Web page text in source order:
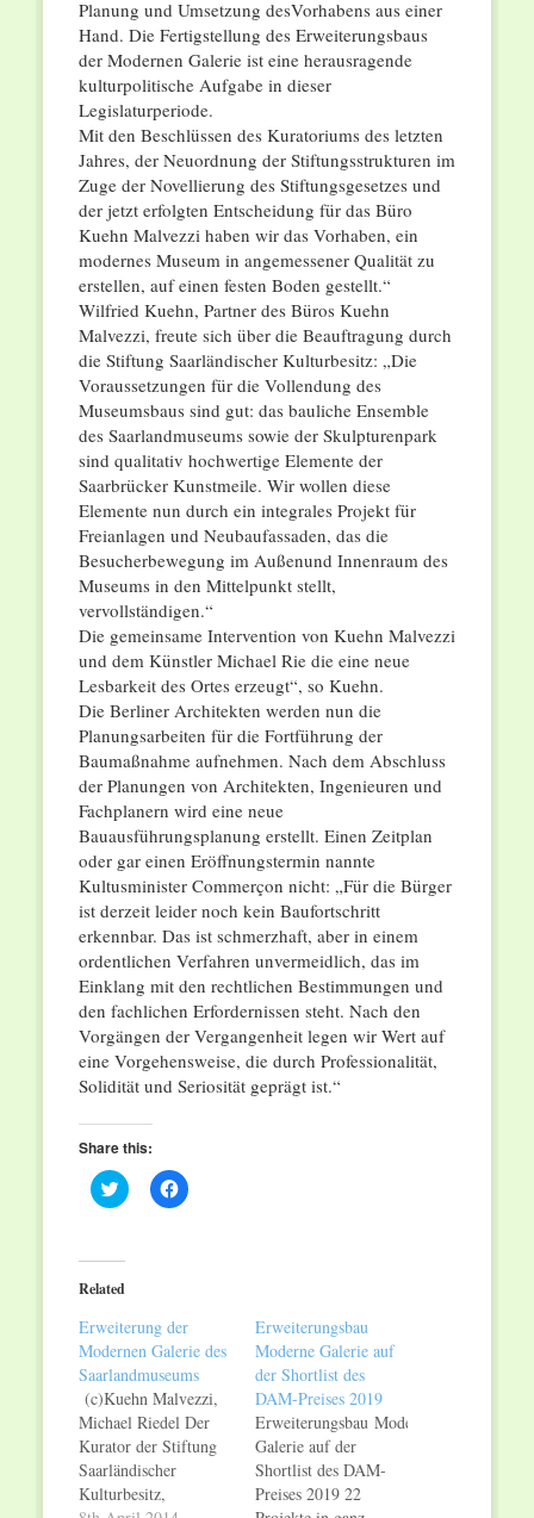
Planung und Umsetzung desVorhabens aus einer
Hand. Die Fertigstellung des Erweiterungsbaus
der Modernen Galerie ist eine herausragende
kulturpolitische Aufgabe in dieser
Legislaturperiode.
Mit den Beschlüssen des Kuratoriums des letzten
Jahres, der Neuordnung der Stiftungsstrukturen im
Zuge der Novellierung des Stiftungsgesetzes und
der jetzt erfolgten Entscheidung für das Büro
Kuehn Malvezzi haben wir das Vorhaben, ein
modernes Museum in angemessener Qualität zu
erstellen, auf einen festen Boden gestellt.“
Wilfried Kuehn, Partner des Büros Kuehn
Malvezzi, freute sich über die Beauftragung durch
die Stiftung Saarländischer Kulturbesitz: „Die
Voraussetzungen für die Vollendung des
Museumsbaus sind gut: das bauliche Ensemble
des Saarlandmuseums sowie der Skulpturenpark
sind qualitativ hochwertige Elemente der
Saarbrücker Kunstmeile. Wir wollen diese
Elemente nun durch ein integrales Projekt für
Freianlagen und Neubaufassaden, das die
Besucherbewegung im Außenund Innenraum des
Museums in den Mittelpunkt stellt,
vervollständigen.“
Die gemeinsame Intervention von Kuehn Malvezzi
und dem Künstler Michael Rie die eine neue
Lesbarkeit des Ortes erzeugt“, so Kuehn.
Die Berliner Architekten werden nun die
Planungsarbeiten für die Fortführung der
Baumaßnahme aufnehmen. Nach dem Abschluss
der Planungen von Architekten, Ingenieuren und
Fachplanern wird eine neue
Bauausführungsplanung erstellt. Einen Zeitplan
oder gar einen Eröffnungstermin nannte
Kultusminister Commerçon nicht: „Für die Bürger
ist derzeit leider noch kein Baufortschritt
erkennbar. Das ist schmerzhaft, aber in einem
ordentlichen Verfahren unvermeidlich, das im
Einklang mit den rechtlichen Bestimmungen und
den fachlichen Erfordernissen steht. Nach den
Vorgängen der Vergangenheit legen wir Wert auf
eine Vorgehensweise, die durch Professionalität,
Solidität und Seriosität geprägt ist.“
Share this:
Click
to
(Opens
in
new
Click
to
Related
Erweiterung der
Modernen Galerie des
Saarlandmuseums
(c)Kuehn Malvezzi,
Michael Riedel Der
Kurator der Stiftung
Saarländischer
Kulturbesitz,
Erweiterungsbau
Moderne Galerie auf
der Shortlist des
DAM-Preises 2019
Erweiterungsbau Moderne
Galerie auf der
Shortlist des DAM-
Preises 2019 22